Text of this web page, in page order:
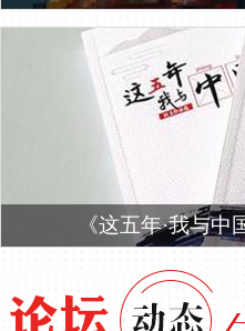
《这五年·我与中